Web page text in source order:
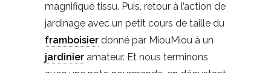
magnifique tissu. Puis, retour à l’action de
jardinage avec un petit cours de taille du
framboisier donné par MiouMiou à un
jardinier amateur. Et nous terminons